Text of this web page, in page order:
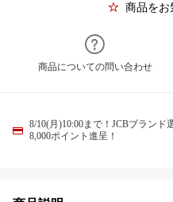
商品をお
商品についての問い合わせ
8/10(月)10:00まで！JCBブラン
8,000ポイント進呈！